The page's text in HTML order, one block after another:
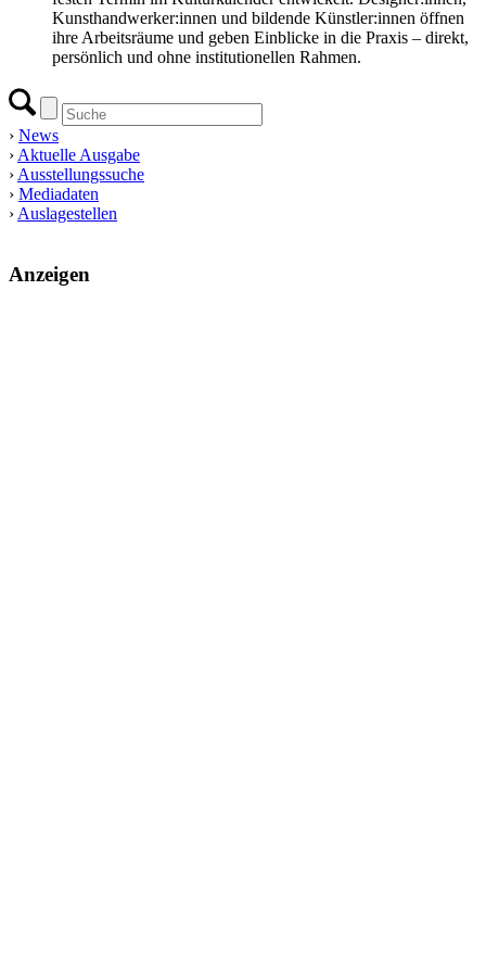
Kunsthandwerker:innen und bildende Künstler:innen öffnen
ihre Arbeitsräume und geben Einblicke in die Praxis – direkt,
persönlich und ohne institutionellen Rahmen.
› News
› Aktuelle Ausgabe
› Ausstellungssuche
› Mediadaten
› Auslagestellen
Anzeigen